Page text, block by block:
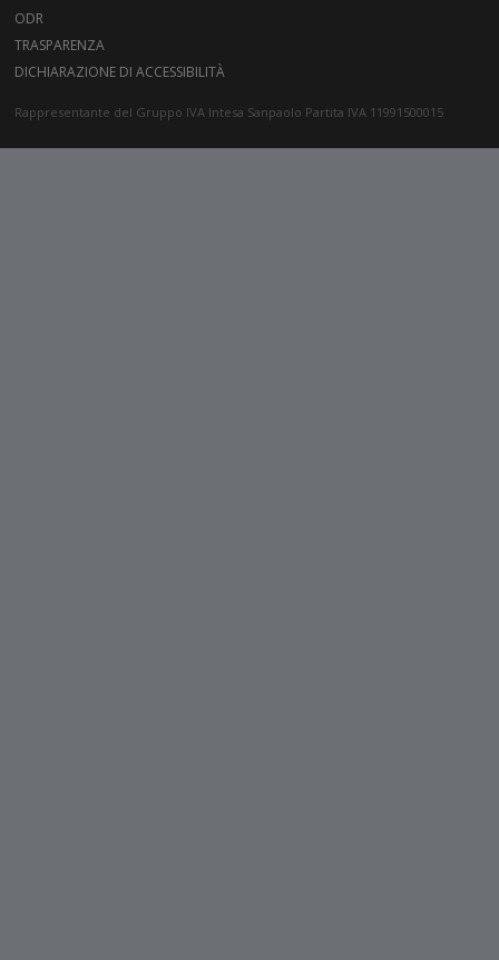
ODR
TRASPARENZA
DICHIARAZIONE DI ACCESSIBILITÀ
Rappresentante del Gruppo IVA Intesa Sanpaolo Partita IVA 11991500015